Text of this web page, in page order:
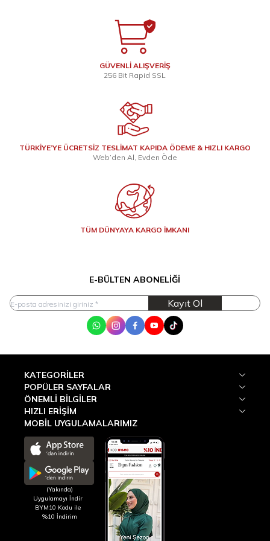
GÜVENLİ ALIŞVERİŞ
256 Bit Rapid SSL
TÜRKİYE’YE ÜCRETSİZ TESLİMAT KAPIDA ÖDEME & HIZLI KARGO
Web’den Al, Evden Öde
TÜM DÜNYAYA KARGO İMKANI
E-BÜLTEN ABONELIĞI
Kayıt Ol
WhatsApp
InstagramFacebook
YoutubeTik Tok
KATEGORILER
POPÜLER SAYFALAR
ÖNEMLI BILGILER
HIZLI ERIŞIM
MOBİL UYGULAMALARIMIZ
(Yakında)
Uygulamayı İndir
BYM10 Kodu ile
%10 İndirim